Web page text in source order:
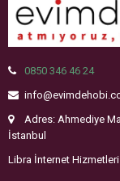
0850 346 46 24
Adres: Ahmediye
İstanbul
Libra İnternet Hizmetleri